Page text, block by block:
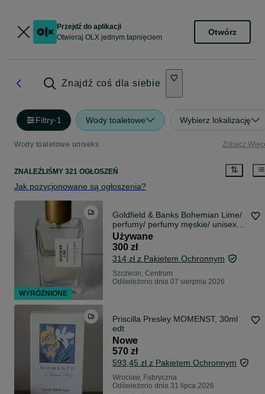
Przejdź do aplikacji
Otwieraj OLX jednym tapnięciem
Otwórz
Znajdź coś dla siebie
Filtry·1 Wody toaletowe Wybierz lokalizację
Wody toaletowe uniseks Zobacz
ZNALEŹLIŚMY 321 OGŁOSZEŃ
Jak pozycjonowane są ogłoszenia?
Goldfield & Banks Bohemian Lime/
perfumy/ perfumy męskie/ unisex /
perfumy damskie
Używane
300 zł
314 zł z Pakietem Ochronnym
Szczecin, Centrum
Odświeżono dnia 07 sierpnia 2026
Priscilla Presley MOMENST, 30ml
edt
Nowe
570 zł
593,45 zł z Pakietem Ochronnym
Wrocław, Fabryczna
Odświeżono dnia 31 lipca 2026
WYRÓŻNIONE